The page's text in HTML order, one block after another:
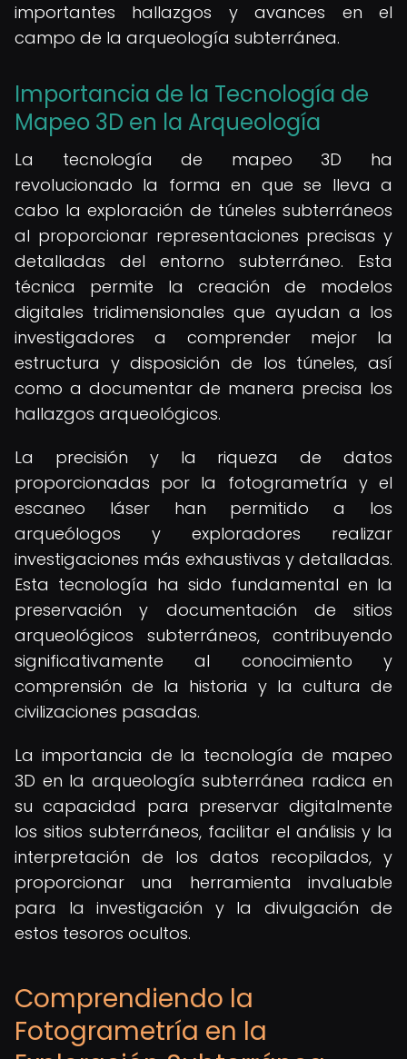
importantes hallazgos y avances en el
campo de la arqueología subterránea.
Importancia de la Tecnología de
Mapeo 3D en la Arqueología
La tecnología de mapeo 3D ha
revolucionado la forma en que se lleva a
cabo la exploración de túneles subterráneos
al proporcionar representaciones precisas y
detalladas del entorno subterráneo. Esta
técnica permite la creación de modelos
digitales tridimensionales que ayudan a los
investigadores a comprender mejor la
estructura y disposición de los túneles, así
como a documentar de manera precisa los
hallazgos arqueológicos.
La precisión y la riqueza de datos
proporcionadas por la fotogrametría y el
escaneo láser han permitido a los
arqueólogos y exploradores realizar
investigaciones más exhaustivas y detalladas.
Esta tecnología ha sido fundamental en la
preservación y documentación de sitios
arqueológicos subterráneos, contribuyendo
significativamente al conocimiento y
comprensión de la historia y la cultura de
civilizaciones pasadas.
La importancia de la tecnología de mapeo
3D en la arqueología subterránea radica en
su capacidad para preservar digitalmente
los sitios subterráneos, facilitar el análisis y la
interpretación de los datos recopilados, y
proporcionar una herramienta invaluable
para la investigación y la divulgación de
estos tesoros ocultos.
Comprendiendo la
Fotogrametría en la